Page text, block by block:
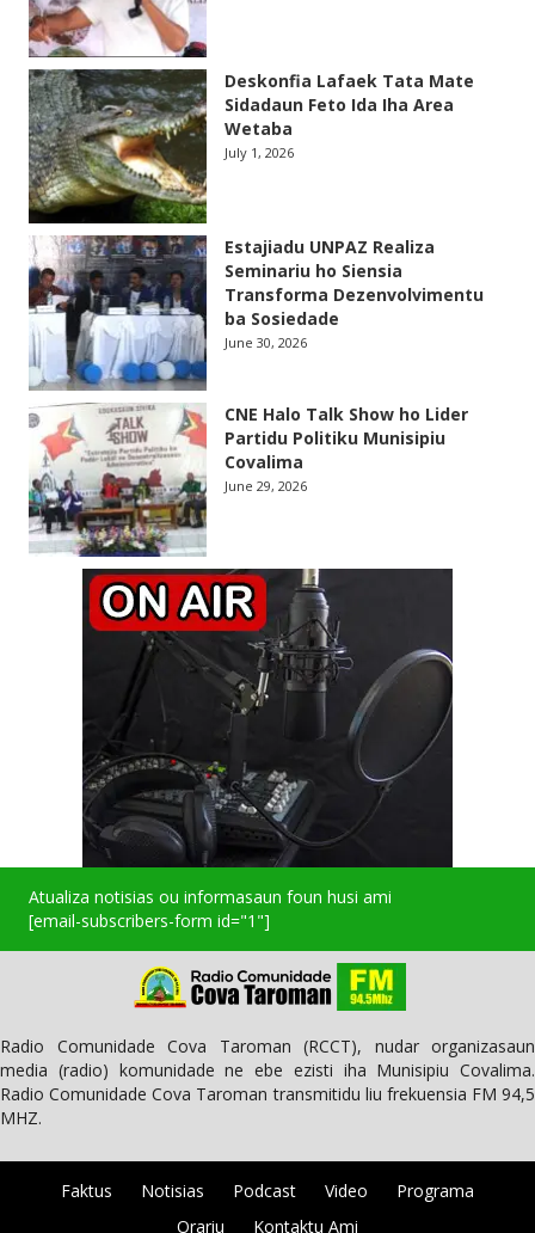
Deskonfia Lafaek Tata Mate
Sidadaun Feto Ida Iha Area
Wetaba
July 1, 2026
Estajiadu UNPAZ Realiza
Seminariu ho Siensia
Transforma Dezenvolvimentu
ba Sosiedade
June 30, 2026
CNE Halo Talk Show ho Lider
Partidu Politiku Munisipiu
Covalima
June 29, 2026
Atualiza notisias ou informasaun foun husi ami
[email-subscribers-form id="1"]
Radio Comunidade Cova Taroman (RCCT), nudar organizasaun
media (radio) komunidade ne ebe ezisti iha Munisipiu Covalima.
Radio Comunidade Cova Taroman transmitidu liu frekuensia FM 94,5
MHZ.
Faktus Notisias Podcast Video
Programa
Orariu
Kontaktu Ami